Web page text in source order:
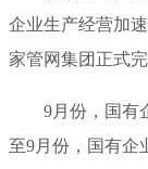
企业生产经营加
家管网集团正式
9月份，国有
至9月份，国有企